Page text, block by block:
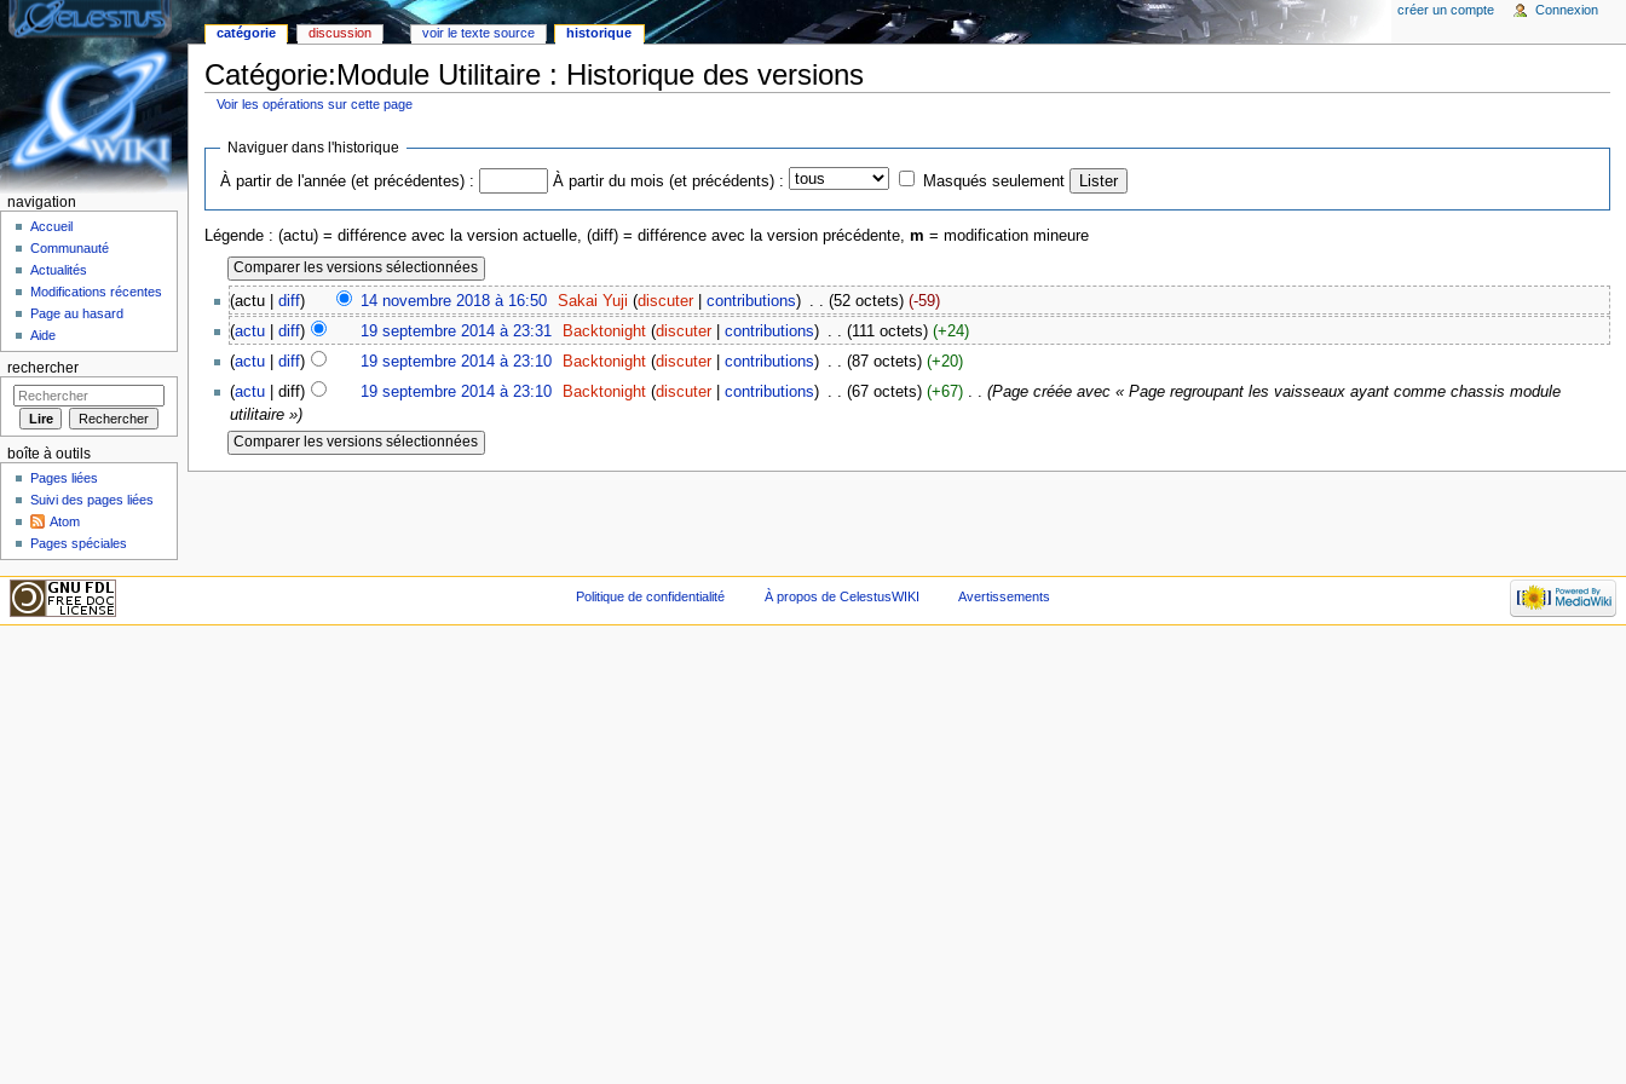
Catégorie:Module Utilitaire : Historique des versions
Voir les opérations sur cette page
Naviguer dans l'historique
À partir de l'année (et précédentes) : À partir du mois (et précédents) : Masqués seulement
Légende : (actu) = différence avec la version actuelle, (diff) = différence avec la version précédente, m = modification mineure
(actu | diff) 14 novembre 2018 à 16:50‎ Sakai Yuji (discuter|contributions) (52 octets) (-59)
(actu| diff) 19 septembre 2014 à 23:31‎ Backtonight (discuter|contributions) . . (111 octets) (+24)
(actu| diff) 19 septembre 2014 à 23:10‎ Backtonight (discuter|contributions) . . (87 octets) (+20)
(actu| diff) 19 septembre 2014 à 23:10‎ Backtonight (discuter|contributions) . . (67 octets) (+67)‎ . . (Page créée avec « Page regroupant les vaisseaux ayant comme chassis module
utilitaire »)
catégorie discussion voir le texte source historique
créer un compte Connexion
navigation
Accueil
Communauté
Actualités
Modifications récentes
Page au hasard
Aide
rechercher
boîte à outils
Pages liées
Suivi des pages liées
Atom
Pages spéciales
Politique de confidentialité À propos de CelestusWIKI Avertissements